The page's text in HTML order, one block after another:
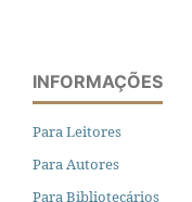
INFORMAÇÕES
Para Leitores
Para Autores
Para Bibliotecários